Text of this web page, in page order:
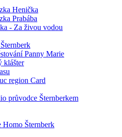
Henička
Prabába
- Za živou vodou
Panny Marie
klášter
region Card
průvodce Šternberkem
Šternberk